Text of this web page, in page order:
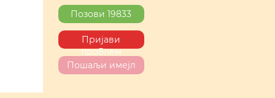
Позови 19833
Пријави
проблем
Пошаљи имејл